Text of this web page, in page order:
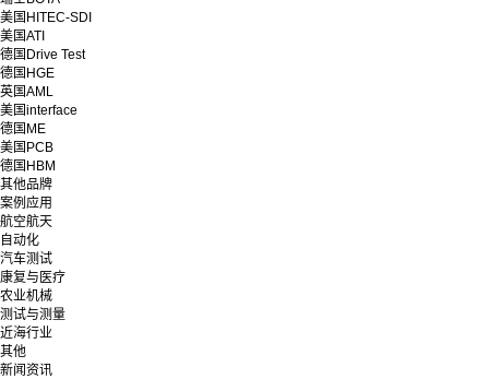
美国HITEC-SDI
美国ATI
德国Drive Test
德国HGE
英国AML
美国interface
德国ME
美国PCB
德国HBM
其他品牌
案例应用
航空航天
自动化
汽车测试
康复与医疗
农业机械
测试与测量
近海行业
其他
新闻资讯